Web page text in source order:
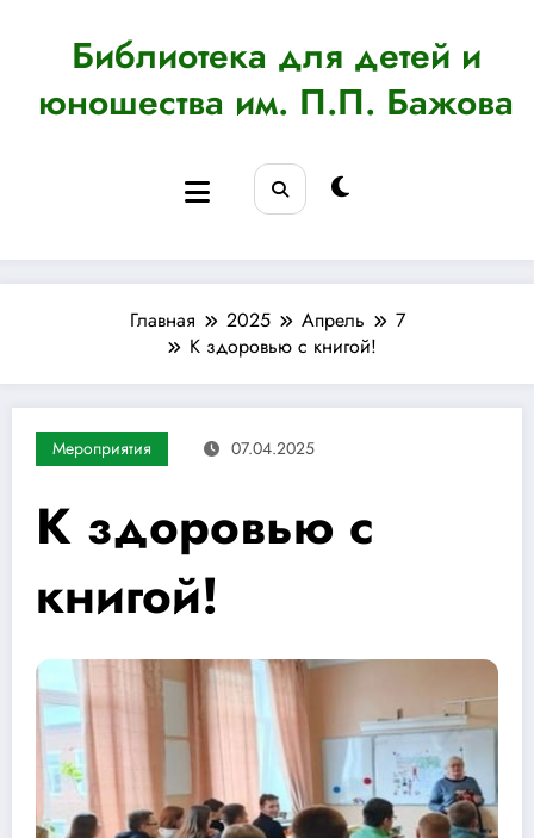
содержимомуБиблиотека для детей и
юношества им. П.П. Бажова
Главная 2025 Апрель
7
К здоровью с книгой!
Мероприятия 07.04.2025
К здоровью с
книгой!